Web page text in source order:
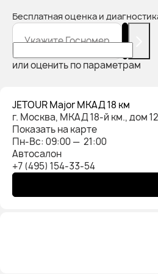
Бесплатная оценка и
Укажите Госномер
или оценить по параметрам
JETOUR Major МКАД 18 км
г. Москва, МКАД 18-й км., дом 12
Показать на карте
Пн-Вс: 09:00 — 21:00
Автосалон
+7 (495) 154-33-54